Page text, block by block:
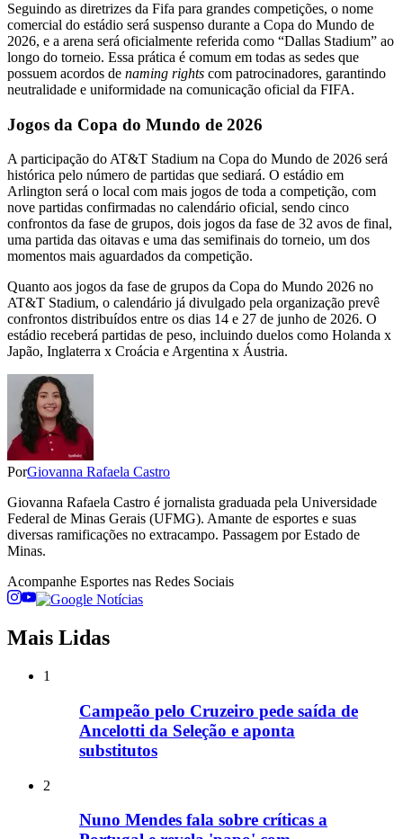
Seguindo as diretrizes da Fifa para grandes competições, o nome
comercial do estádio será suspenso durante a Copa do Mundo de
2026, e a arena será oficialmente referida como “Dallas Stadium” ao
longo do torneio. Essa prática é comum em todas as sedes que
possuem acordos de naming rights com patrocinadores, garantindo
neutralidade e uniformidade na comunicação oficial da FIFA.
Jogos da Copa do Mundo de 2026
A participação do AT&T Stadium na Copa do Mundo de 2026 será
histórica pelo número de partidas que sediará. O estádio em
Arlington será o local com mais jogos de toda a competição, com
nove partidas confirmadas no calendário oficial, sendo cinco
confrontos da fase de grupos, dois jogos da fase de 32 avos de final,
uma partida das oitavas e uma das semifinais do torneio, um dos
momentos mais aguardados da competição.
Quanto aos jogos da fase de grupos da Copa do Mundo 2026 no
AT&T Stadium, o calendário já divulgado pela organização prevê
confrontos distribuídos entre os dias 14 e 27 de junho de 2026. O
estádio receberá partidas de peso, incluindo duelos como Holanda x
Japão, Inglaterra x Croácia e Argentina x Áustria.
PorGiovanna Rafaela Castro
Giovanna Rafaela Castro é jornalista graduada pela Universidade
Federal de Minas Gerais (UFMG). Amante de esportes e suas
diversas ramificações no extracampo. Passagem por Estado de
Minas.
Acompanhe Esportes nas Redes Sociais
Mais Lidas
1
Campeão pelo Cruzeiro pede saída de
Ancelotti da Seleção e aponta
substitutos
2
Nuno Mendes fala sobre críticas a